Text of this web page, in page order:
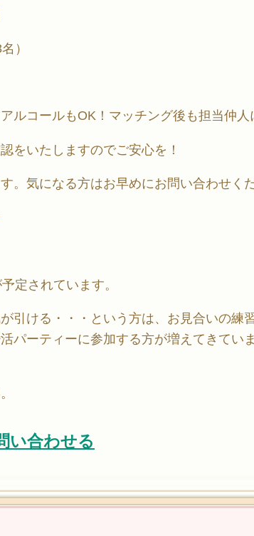
）
ルコールもOK！マッチング後も担当仲人
をいたしますのでご安心を！
。気になる方はお早めにお問い合わせく
定されています。
引ける・・・という方は、お見合いの練
パーティーに参加する方が増えてきてい
い合わせる